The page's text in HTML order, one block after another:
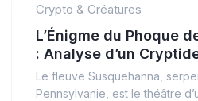
Crypto & Créatures
L’Énigme du Phoque
: Analyse d’un
Le fleuve Susquehanna,
Pennsylvanie, est le théâtre